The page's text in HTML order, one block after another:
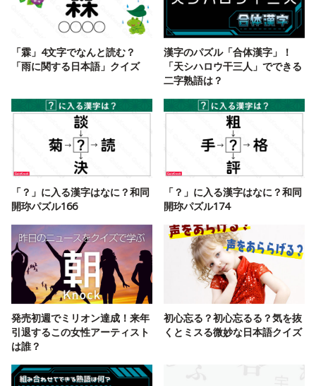
「霖」4文字でなんと読む？
「雨に関する日本語」クイズ
漢字のパズル「合体漢字」！
「天シハロウ干三人」でできる
二字熟語は？
「？」に入る漢字はなに？和同
開珎パズル166
「？」に入る漢字はなに？和同
開珎パズル174
発売初週でミリオン達成！来年
引退するこの女性アーティスト
は誰？
初心忘る？初心忘るる？気を抜
くとミスる微妙な日本語クイズ